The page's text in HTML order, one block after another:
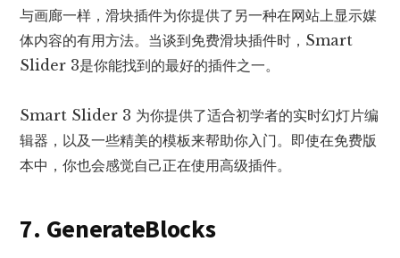
与画廊一样，滑块插件为你提供了另一种在网站上显示媒
体内容的有用方法。当谈到免费滑块插件时，Smart
Slider 3是你能找到的最好的插件之一。
Smart Slider 3 为你提供了适合初学者的实时幻灯片编
辑器，以及一些精美的模板来帮助你入门。即使在免费版
本中，你也会感觉自己正在使用高级插件。
7. GenerateBlocks